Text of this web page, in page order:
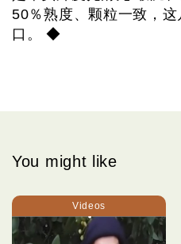
50％熟度、颗粒一致，
口。 ◆
You might like
Videos